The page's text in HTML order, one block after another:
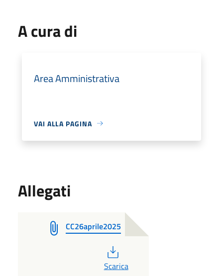
A cura di
Area Amministrativa
VAI ALLA PAGINA
Allegati
CC26aprile2025
PDF
Scarica